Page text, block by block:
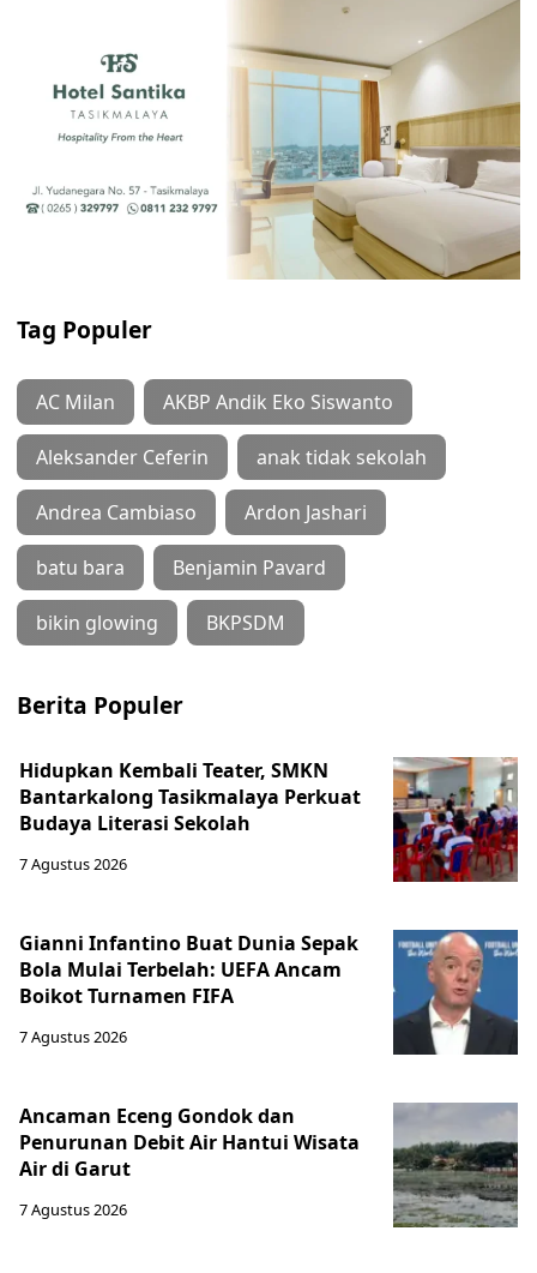
Tag Populer
AC Milan AKBP Andik Eko Siswanto
Aleksander Ceferin anak tidak sekolah
Andrea Cambiaso Ardon Jashari
batu bara Benjamin Pavard
bikin glowing BKPSDM
Berita Populer
Hidupkan Kembali Teater, SMKN
Bantarkalong Tasikmalaya Perkuat
Budaya Literasi Sekolah
7 Agustus 2026
Gianni Infantino Buat Dunia Sepak
Bola Mulai Terbelah: UEFA Ancam
Boikot Turnamen FIFA
7 Agustus 2026
Ancaman Eceng Gondok dan
Penurunan Debit Air Hantui Wisata
Air di Garut
7 Agustus 2026